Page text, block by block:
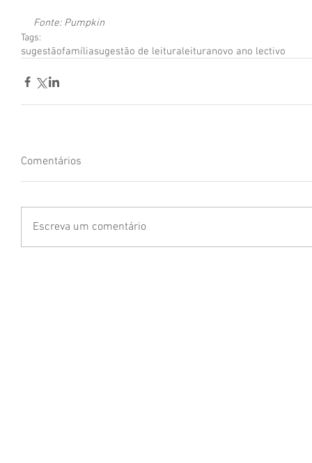
Fonte: Pumpkin
Tags:
sugestãofamíliasugestão de leituraleituranovo ano lectivo
Comentários
Escreva um comentário